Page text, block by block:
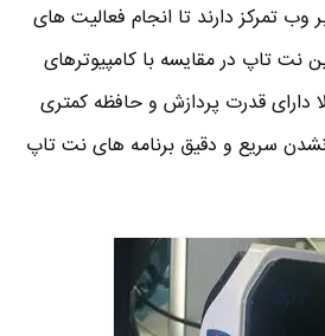
تمرکز دارند تا انجام فعالیت های
نت تاپ در مقایسه با کامپیوترهای
قدرت پردازش و حافظه کمتری
سریع و دقیق برنامه های نت تاپ